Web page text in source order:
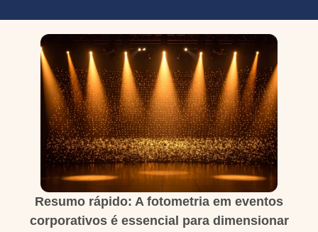
Resumo rápido: A fotometria em eventos
corporativos é essencial para dimensionar